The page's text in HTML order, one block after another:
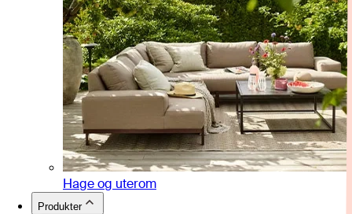
Hage og uterom
Produkter